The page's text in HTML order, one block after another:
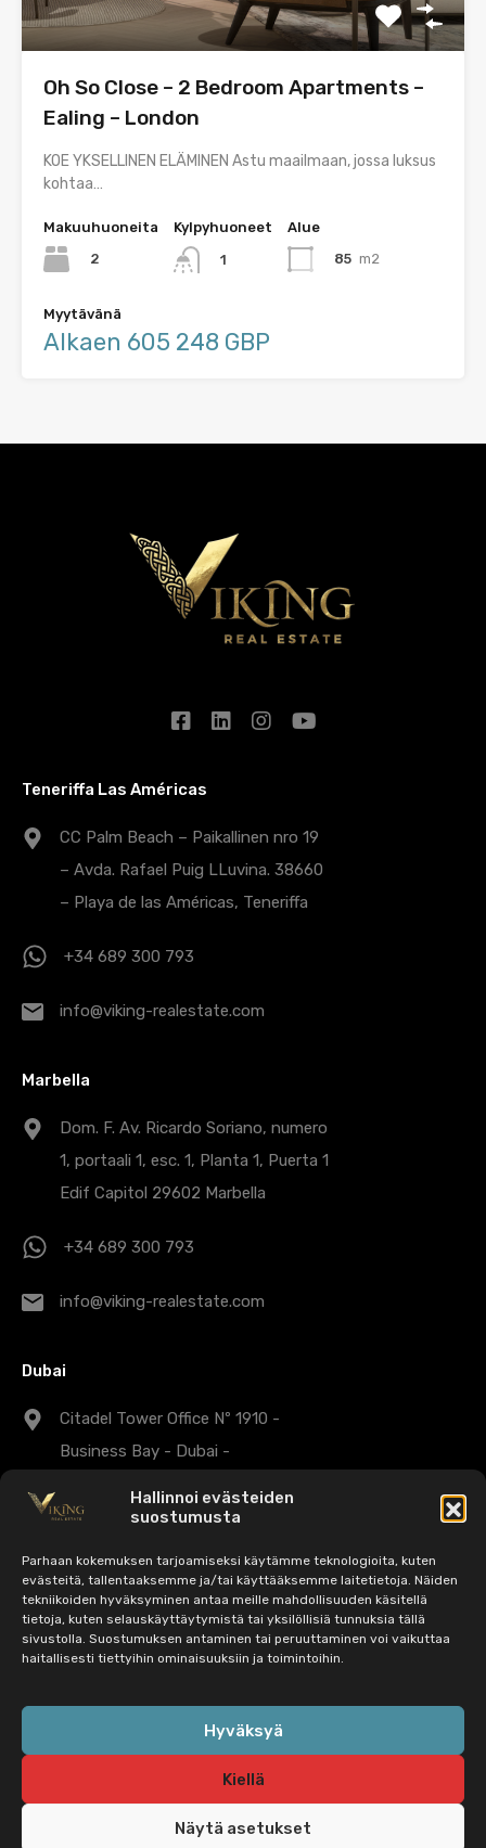
Hallinnoi evästeiden
suostumusta
Parhaan kokemuksen tarjoamiseksi käytämme teknologioita, kuten
evästeitä, tallentaaksemme ja/tai käyttääksemme laitetietoja. Näiden
tekniikoiden hyväksyminen antaa meille mahdollisuuden käsitellä
tietoja, kuten selauskäyttäytymistä tai yksilöllisiä tunnuksia tällä
sivustolla. Suostumuksen antaminen tai peruuttaminen voi vaikuttaa
haitallisesti tiettyihin ominaisuuksiin ja toimintoihin.
Hyväksyä
Kiellä
Näytä asetukset
Oh So Close – 2 Bedroom Apartments –
Ealing – London
KOE YKSELLINEN ELÄMINEN Astu maailmaan, jossa luksus
kohtaa…
Makuuhuoneita
2
Kylpyhuoneet
1
Alue
85 m2
Myytävänä
Alkaen 605 248 GBP
Teneriffa Las Américas
CC Palm Beach – Paikallinen nro 19
– Avda. Rafael Puig LLuvina. 38660
– Playa de las Américas, Teneriffa
+34 689 300 793
info@viking-realestate.com
Marbella
Dom. F. Av. Ricardo Soriano, numero
1, portaali 1, esc. 1, Planta 1, Puerta 1
Edif Capitol 29602 Marbella
+34 689 300 793
info@viking-realestate.com
Dubai
Citadel Tower Office Nº 1910 -
Business Bay - Dubai -
dubaisales@viking-realestate.com
© 2022 Viking Real Estate. Kaikki oikeudet pidätetään | CIF:
Tietosuojakäytäntö
Evästekäytäntö